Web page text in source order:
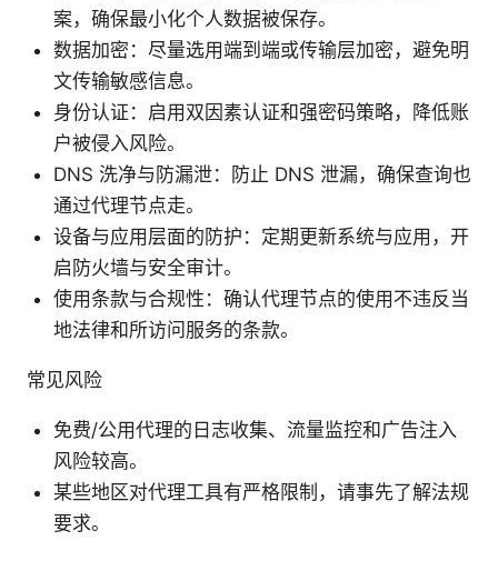
案，确保最小化个人数据被保存。
数据加密：尽量选用端到端或传输层加密，避免明
文传输敏感信息。
身份认证：启用双因素认证和强密码策略，降低账
户被侵入风险。
DNS 洗净与防漏泄：防止 DNS 泄漏，确保查询也
通过代理节点走。
设备与应用层面的防护：定期更新系统与应用，开
启防火墙与安全审计。
使用条款与合规性：确认代理节点的使用不违反当
地法律和所访问服务的条款。
常见风险
免费/公用代理的日志收集、流量监控和广告注入
风险较高。
某些地区对代理工具有严格限制，请事先了解法规
要求。